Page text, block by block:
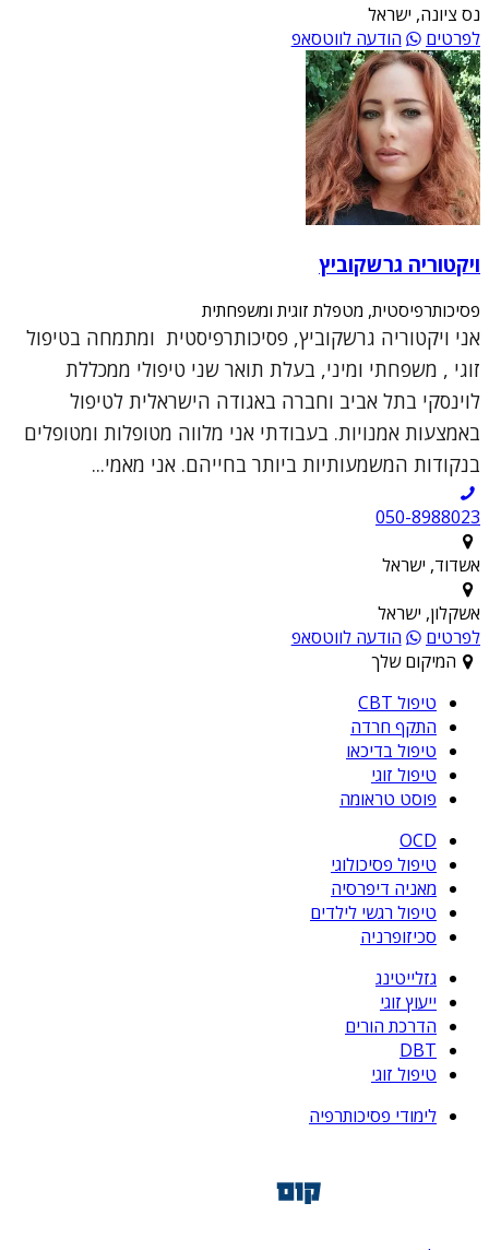
נס ציונה, ישראל
לפרטים
הודעה לווטסאפ
ויקטוריה גרשקוביץ
פסיכותרפיסטית, מטפלת זוגית ומשפחתית
אני ויקטוריה גרשקוביץ, פסיכותרפיסטית ומתמחה בטיפול
זוגי , משפחתי ומיני, בעלת תואר שני טיפולי ממכללת
לוינסקי בתל אביב וחברה באגודה הישראלית לטיפול
באמצעות אמנויות. בעבודתי אני מלווה מטופלות ומטופלים
בנקודות המשמעותיות ביותר בחייהם. אני מאמי...
050-8988023
אשדוד, ישראל
אשקלון, ישראל
לפרטים
הודעה לווטסאפ
המיקום שלך
טיפול CBT
התקף חרדה
טיפול בדיכאו
טיפול זוגי
פוסט טראומה
OCD
טיפול פסיכולוגי
מאניה דיפרסיה
טיפול רגשי לילדים
סכיזופרניה
גזלייטינג
ייעוץ זוגי
הדרכת הורים
DBT
טיפול זוגי
לימודי פסיכותרפיה